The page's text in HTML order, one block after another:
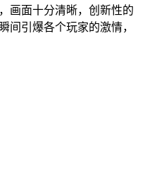
画面十分清晰，创新性的
间引爆各个玩家的激情，